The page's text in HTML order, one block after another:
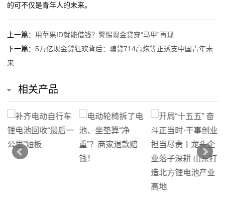
的可不仅是青年人的未来。
上一篇： 用苹果ID就能借钱？警惕现金贷穿“马甲”再现
下一篇： 5万亿现金贷狂欢背后：骗贷714高炮等正透支中国青年未
来
相关产品